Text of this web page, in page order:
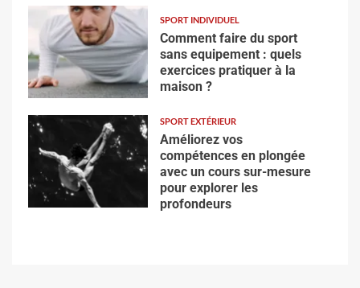
SPORT INDIVIDUEL
Comment faire du sport
sans equipement : quels
exercices pratiquer à la
maison ?
SPORT EXTÉRIEUR
Améliorez vos
compétences en plongée
avec un cours sur-mesure
pour explorer les
profondeurs